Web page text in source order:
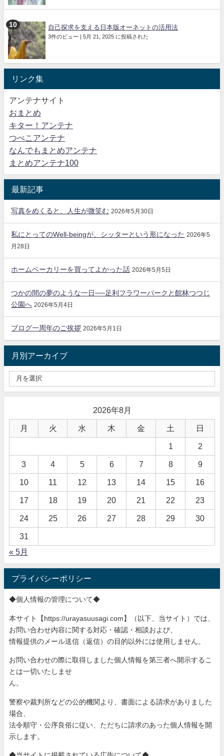
自己探求を支える日本版オーネットの活用法
3件のビュー | 5月 21, 2025 に投稿された
リンク集
アンテナサイト
おまとめ
キター！アンテナ
つべこアンテナ
なんでもまとめアンテナ
まとめアンテナ100
最新記事
写真をめくると、人生が微笑む 2026年5月30日
私にとってのWell-beingが、シッターという形になった 2026年5
月28日
ホームベーカリーを買ってよかった話 2026年5月5日
つかの間の夢のような一日──足利フラワーパークと館林つつじ
公園へ 2026年5月4日
ブログ一周年のご挨拶 2026年5月1日
月別アーカイブ
2026年8月
月 火 水 木 金 土 日
1 2
3 4 5 6 7 8 9
10 11 12 13 14 15 16
17 18 19 20 21 22 23
24 25 26 27 28 29 30
31
« 5月
プライバシーポリシー
◆個人情報の管理について◆
本サイト【https://urayasuusagi.com】（以下、当サイト）では、
お問い合わせ内容に関する対応・確認・相談および、
情報提供のメール送信（返信）の目的以外には使用しません。
お問い合わせの際に取得しました個人情報を第三者へ開示するこ
と は一切いたしませ
ん。
警察や裁判所などの公的機関より、書面による請求がありました
場合、
法令順守・公序良俗に従い、ただちに請求のあった個人情報を開
示 します。